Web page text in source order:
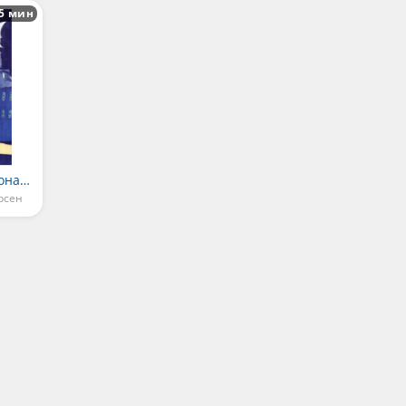
Старый уличный фонарь
мин